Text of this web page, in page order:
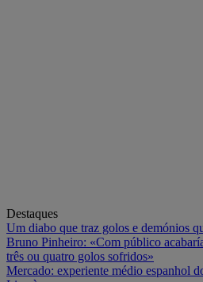
Destaques
Um diabo que traz golos e demónios
Bruno Pinheiro: «Com público
três ou quatro golos sofridos»
Mercado: experiente médio espanhol